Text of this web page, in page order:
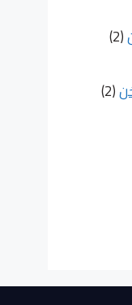
(2)
(2)